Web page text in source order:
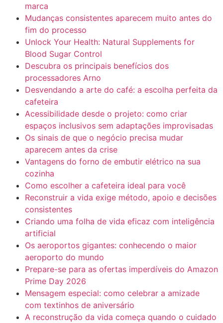
marca
Mudanças consistentes aparecem muito antes do
fim do processo
Unlock Your Health: Natural Supplements for
Blood Sugar Control
Descubra os principais benefícios dos
processadores Arno
Desvendando a arte do café: a escolha perfeita da
cafeteira
Acessibilidade desde o projeto: como criar
espaços inclusivos sem adaptações improvisadas
Os sinais de que o negócio precisa mudar
aparecem antes da crise
Vantagens do forno de embutir elétrico na sua
cozinha
Como escolher a cafeteira ideal para você
Reconstruir a vida exige método, apoio e decisões
consistentes
Criando uma folha de vida eficaz com inteligência
artificial
Os aeroportos gigantes: conhecendo o maior
aeroporto do mundo
Prepare-se para as ofertas imperdíveis do Amazon
Prime Day 2026
Mensagem especial: como celebrar a amizade
com textinhos de aniversário
A reconstrução da vida começa quando o cuidado